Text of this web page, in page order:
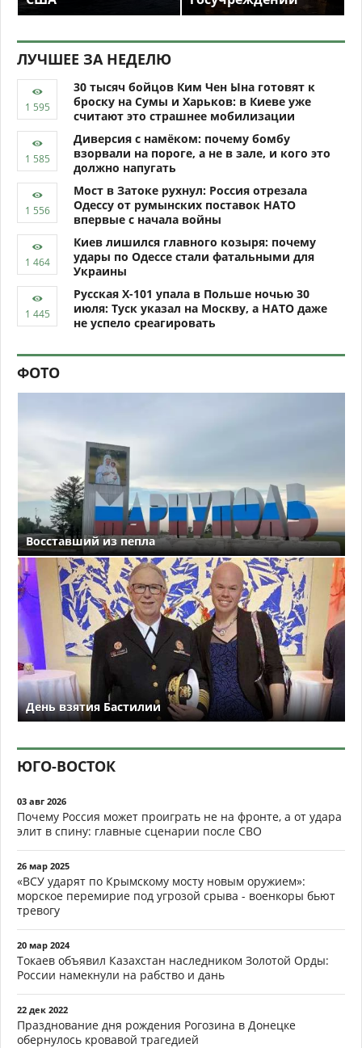
ЛУЧШЕЕ ЗА НЕДЕЛЮ
30 тысяч бойцов Ким Чен Ына готовят к
броску на Сумы и Харьков: в Киеве уже
считают это страшнее мобилизации
Диверсия с намёком: почему бомбу
взорвали на пороге, а не в зале, и кого это
должно напугать
Мост в Затоке рухнул: Россия отрезала
Одессу от румынских поставок НАТО
впервые с начала войны
Киев лишился главного козыря: почему
удары по Одессе стали фатальными для
Украины
Русская Х-101 упала в Польше ночью 30
июля: Туск указал на Москву, а НАТО даже
не успело среагировать
ФОТО
Восставший из пепла
День взятия Бастилии
ЮГО-ВОСТОК
03 авг 2026
Почему Россия может проиграть не на фронте, а от удара
элит в спину: главные сценарии после СВО
26 мар 2025
«ВСУ ударят по Крымскому мосту новым оружием»:
морское перемирие под угрозой срыва - военкоры бьют
тревогу
20 мар 2024
Токаев объявил Казахстан наследником Золотой Орды:
России намекнули на рабство и дань
22 дек 2022
Празднование дня рождения Рогозина в Донецке
обернулось кровавой трагедией